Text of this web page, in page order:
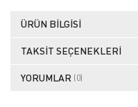
ÜRÜN BILGISI
TAKSIT SEÇENEKLERI
YORUMLAR (0)